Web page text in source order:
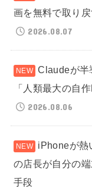
画を無料で取り
2026.08.07
Claudeが半
「人類最大の自
2026.08.06
iPhoneが熱
の店長が自分の
手段